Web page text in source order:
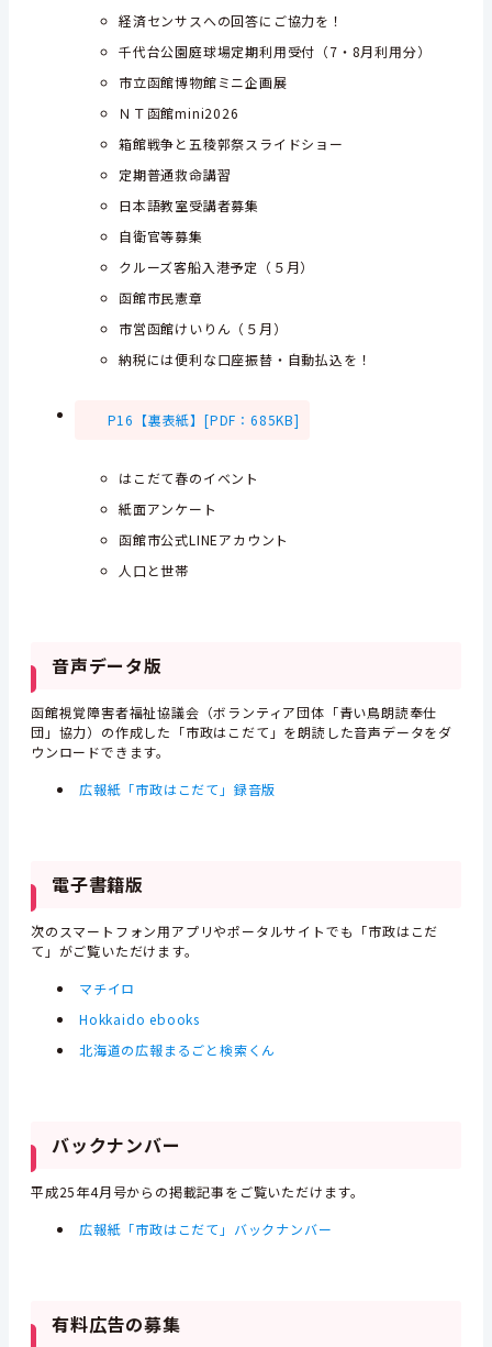
経済センサスへの回答にご協力を！
千代台公園庭球場定期利用受付（7・8月利用分）
市立函館博物館ミニ企画展
ＮＴ函館mini2026
箱館戦争と五稜郭祭スライドショー
定期普通救命講習
日本語教室受講者募集
自衛官等募集
クルーズ客船入港予定（５月）
函館市民憲章
市営函館けいりん（５月）
納税には便利な口座振替・自動払込を！
P16【裏表紙】[PDF：685KB]
はこだて春のイベント
紙面アンケート
函館市公式LINEアカウント
人口と世帯
音声データ版
函館視覚障害者福祉協議会（ボランティア団体「青い鳥朗読奉仕
団」協力）の作成した「市政はこだて」を朗読した音声データをダ
ウンロードできます。
広報紙「市政はこだて」録音版
電子書籍版
次のスマートフォン用アプリやポータルサイトでも「市政はこだ
て」がご覧いただけます。
マチイロ
Hokkaido ebooks
北海道の広報まるごと検索くん
バックナンバー
平成25年4月号からの掲載記事をご覧いただけます。
広報紙「市政はこだて」バックナンバー
有料広告の募集